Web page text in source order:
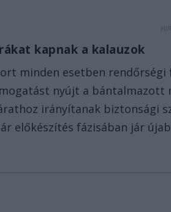
kapnak a kalauzok
minden esetben
nyújt a bántalmazott
irányítanak biztonsági
előkészítés fázisában jár